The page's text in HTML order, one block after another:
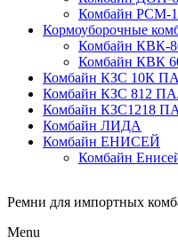
Комбайн РСМ-
Кормоуборочные
Комбайн КВК-
Комбайн КВК
Комбайн КЗС 10К
Комбайн КЗС 812
Комбайн КЗС1218
Комбайн ЛИДА
Комбайн ЕНИСЕЙ
Комбайн
Ремни для импортных
Menu